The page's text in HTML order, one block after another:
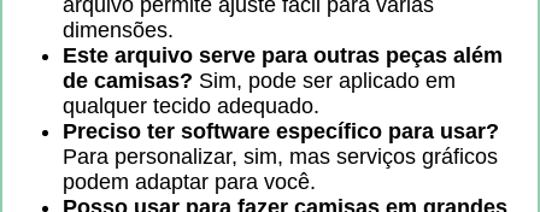
arquivo permite ajuste fácil para várias
dimensões.
Este arquivo serve para outras peças além
de camisas? Sim, pode ser aplicado em
qualquer tecido adequado.
Preciso ter software específico para usar?
Para personalizar, sim, mas serviços gráficos
podem adaptar para você.